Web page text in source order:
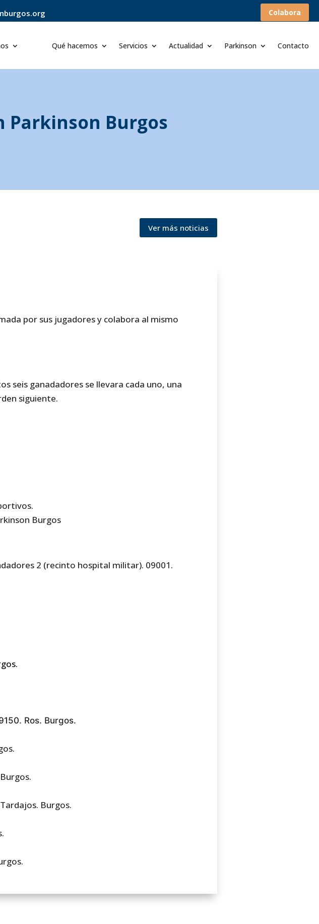
Colabora
Qué hacemos Servicios Actualidad Parkinson Contacto
Parkinson Burgos
Ver más noticias
por sus jugadores y colabora al mismo
seis ganadadores se llevara cada uno, una
siguiente.
Burgos
2 (recinto hospital militar). 09001.
Ros. Burgos.
Burgos.